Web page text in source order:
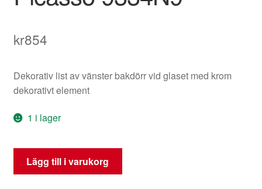
kr854
Dekorativ list av vänster bakdörr vid glaset med krom
dekorativt element
1 i lager
Kromlist
Lägg till i varukorg